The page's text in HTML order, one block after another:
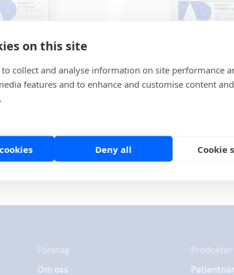
on this site
to collect and analyse information on site performance
features and to enhance and customise content and
Deny all Cookie
Företag
Om oss
Produkter